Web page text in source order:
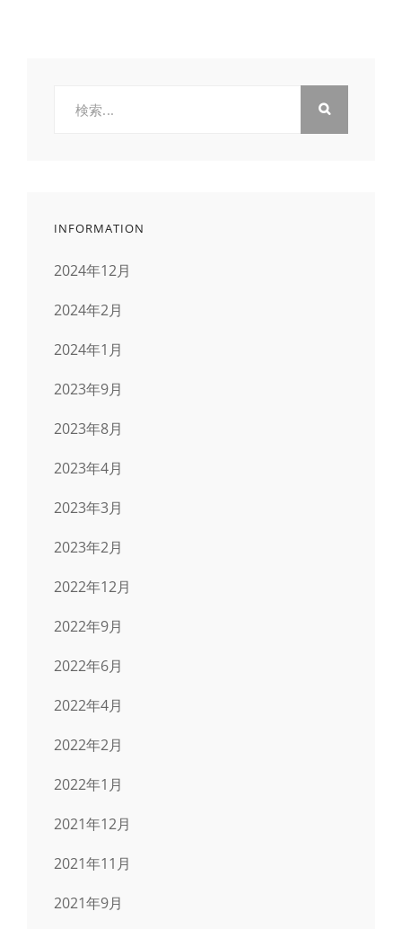
INFORMATION
2024年12月
2024年2月
2024年1月
2023年9月
2023年8月
2023年4月
2023年3月
2023年2月
2022年12月
2022年9月
2022年6月
2022年4月
2022年2月
2022年1月
2021年12月
2021年11月
2021年9月